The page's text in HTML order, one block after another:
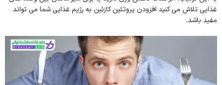
غذایی تلاش می کنید افزودن پروتئین کازئین به رژیم غذایی شما می تواند
مفید باشد.